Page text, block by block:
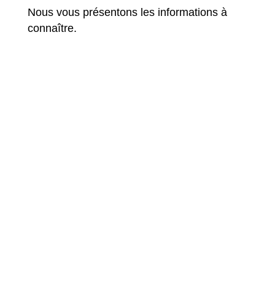
Nous vous présentons les informations à
connaître.